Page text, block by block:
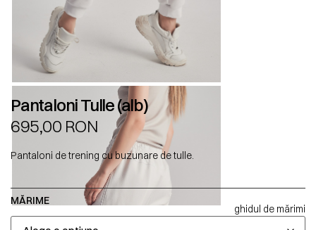
Pantaloni Tulle (alb)
695,00 RON
Pantaloni de trening cu buzunare de tulle.
MĂRIME
ghidul de mărimi